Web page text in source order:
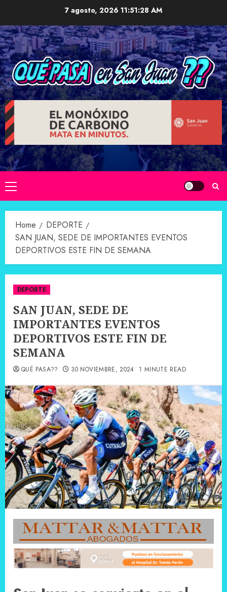
content
7 agosto, 2026 11:51:29 AM
Primary
Menu
Home
DEPORTE
SAN JUAN, SEDE DE IMPORTANTES EVENTOS
DEPORTIVOS ESTE FIN DE SEMANA
DEPORTE
SAN JUAN, SEDE DE
IMPORTANTES EVENTOS
DEPORTIVOS ESTE FIN DE
SEMANA
QUÉ PASA?? 30 NOVIEMBRE, 2024 1 MINUTE READ